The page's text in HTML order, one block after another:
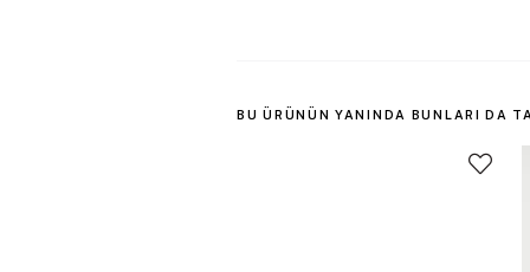
BU ÜRÜNÜN YANINDA BUNLARI DA